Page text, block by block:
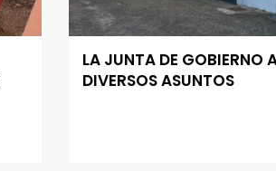
LA JUNTA DE GOBIERNO
DIVERSOS ASUNTOS